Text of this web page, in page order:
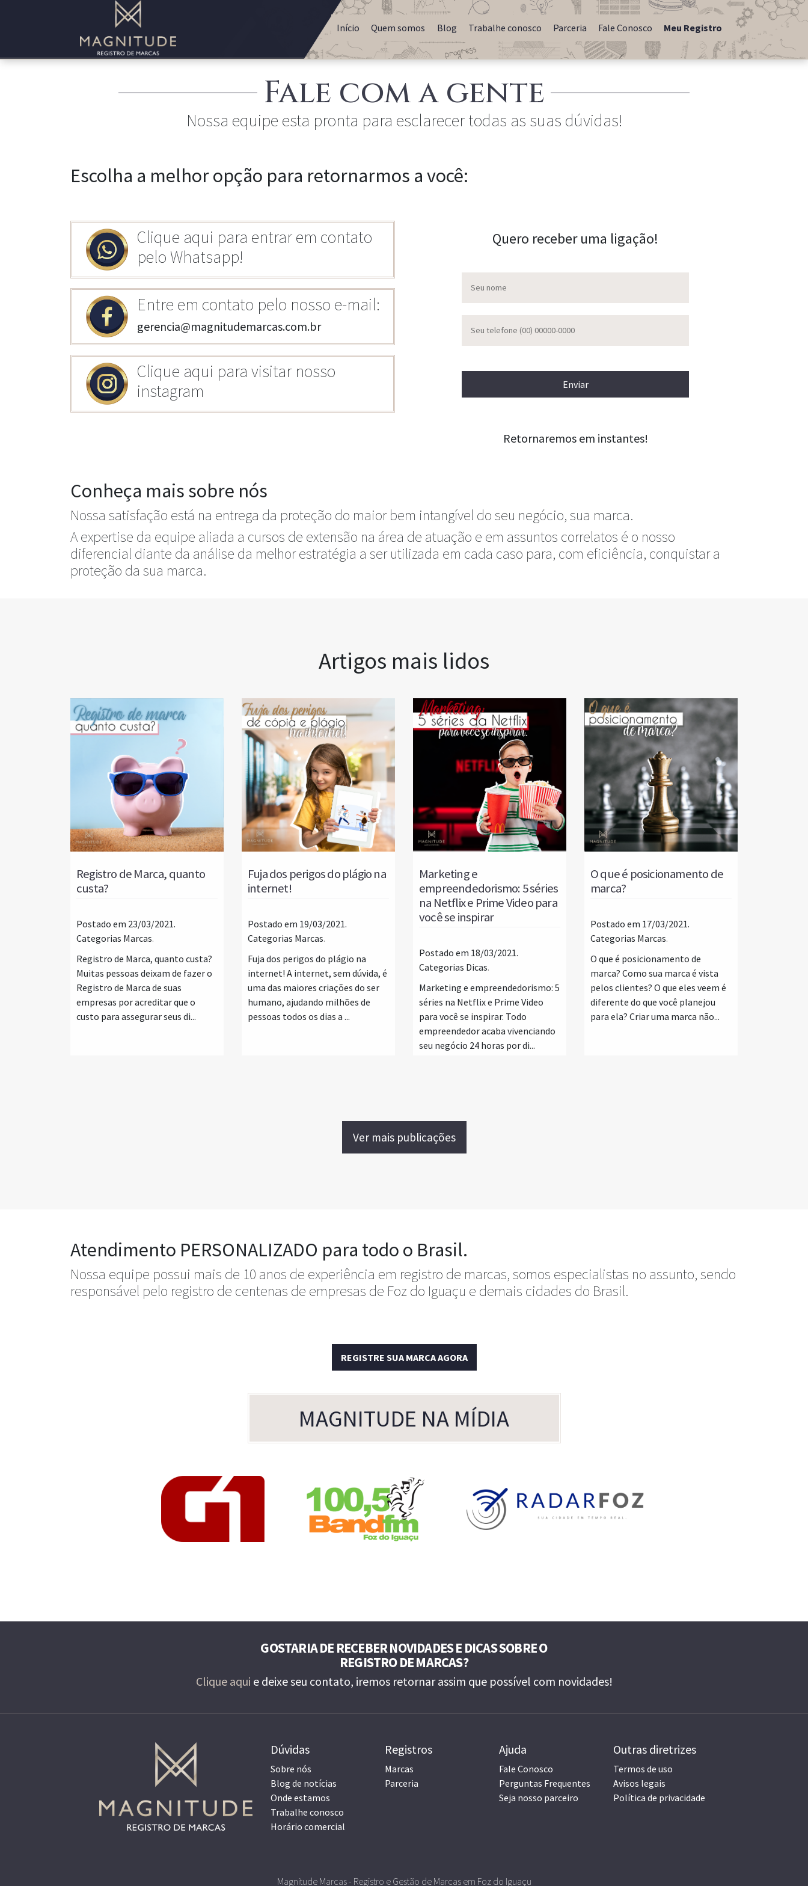
Início Quem somos Blog Trabalhe conosco Parceria Fale Conosco Meu Registro
Fale com a gente
Nossa equipe esta pronta para esclarecer todas as suas dúvidas!
Escolha a melhor opção para retornarmos a você:
Clique aqui para entrar em contato
pelo Whatsapp!
Entre em contato pelo nosso e-mail:
gerencia@magnitudemarcas.com.br
Clique aqui para visitar nosso
instagram
Quero receber uma ligação!
Enviar
Retornaremos em instantes!
Conheça mais sobre nós
Nossa satisfação está na entrega da proteção do maior bem intangível do seu negócio, sua marca.
A expertise da equipe aliada a cursos de extensão na área de atuação e em assuntos correlatos é o nosso
diferencial diante da análise da melhor estratégia a ser utilizada em cada caso para, com eficiência, conquistar a
proteção da sua marca.
Artigos mais lidos
Registro de Marca, quanto
custa?
Postado em 23/03/2021.
Categorias Marcas.
Registro de Marca, quanto custa?
Muitas pessoas deixam de fazer o
Registro de Marca de suas
empresas por acreditar que o
custo para assegurar seus di...
Fuja dos perigos do plágio na
internet!
Postado em 19/03/2021.
Categorias Marcas.
Fuja dos perigos do plágio na
internet! A internet, sem dúvida, é
uma das maiores criações do ser
humano, ajudando milhões de
pessoas todos os dias a ...
Marketing e
empreendedorismo: 5 séries
na Netflix e Prime Video para
você se inspirar
Postado em 18/03/2021.
Categorias Dicas.
Marketing e empreendedorismo: 5
séries na Netflix e Prime Video
para você se inspirar. Todo
empreendedor acaba vivenciando
seu negócio 24 horas por di...
O que é posicionamento de
marca?
Postado em 17/03/2021.
Categorias Marcas.
O que é posicionamento de
marca? Como sua marca é vista
pelos clientes? O que eles veem é
diferente do que você planejou
para ela? Criar uma marca não...
Ver mais publicações
Atendimento PERSONALIZADO para todo o Brasil.
Nossa equipe possui mais de 10 anos de experiência em registro de marcas, somos especialistas no assunto, sendo
responsável pelo registro de centenas de empresas de Foz do Iguaçu e demais cidades do Brasil.
REGISTRE SUA MARCA AGORA
MAGNITUDE NA MÍDIA
GOSTARIA DE RECEBER NOVIDADES E DICAS SOBRE O
REGISTRO DE MARCAS?
Clique aqui e deixe seu contato, iremos retornar assim que possível com novidades!
Dúvidas
Sobre nós
Blog de notícias
Onde estamos
Trabalhe conosco
Horário comercial
Registros
Marcas
Parceria
Ajuda
Fale Conosco
Perguntas Frequentes
Seja nosso parceiro
Outras diretrizes
Termos de uso
Avisos legais
Política de privacidade
Magnitude Marcas - Registro e Gestão de Marcas em Foz do Iguaçu